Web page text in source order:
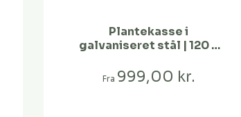
Plantekasse i
galvaniseret stål | 120 x
Fra 999,00 kr.